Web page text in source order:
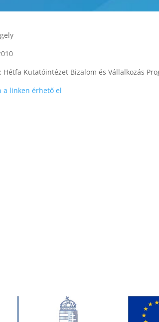
Hétfa Kutatóintézet Bizalom és Vállalkozás
a linken érhető el